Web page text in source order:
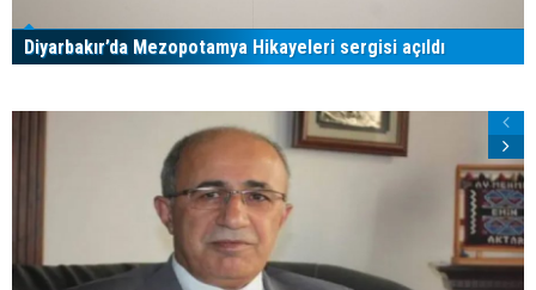
Diyarbakır’da Mezopotamya Hikayeleri sergisi açıldı